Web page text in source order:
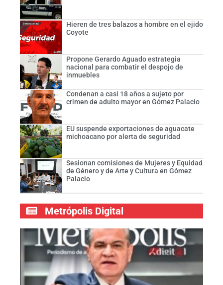
Hieren de tres balazos a hombre en el ejido
Coyote
Propone Gerardo Aguado estrategia
nacional para combatir el despojo de
inmuebles
Condenan a casi 18 años a sujeto por
crimen de adulto mayor en Gómez Palacio
EU suspende exportaciones de aguacate
michoacano por alerta de seguridad
Sesionan comisiones de Mujeres y Equidad
de Género y de Arte y Cultura en Gómez
Palacio
Metrópolis Digital